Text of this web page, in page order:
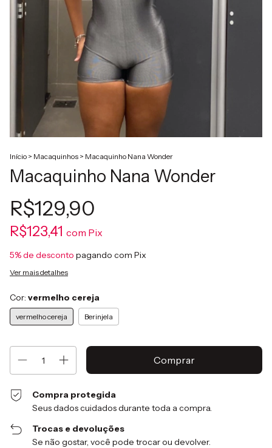
Início > Macaquinhos > Macaquinho Nana Wonder
Macaquinho Nana Wonder
R$129,90
R$123,41 com Pix
5% de desconto pagando com Pix
Ver mais detalhes
Cor: vermelho cereja
vermelho cereja Berinjela
Compra protegida
Seus dados cuidados durante toda a compra.
Trocas e devoluções
Se não gostar, você pode trocar ou devolver.